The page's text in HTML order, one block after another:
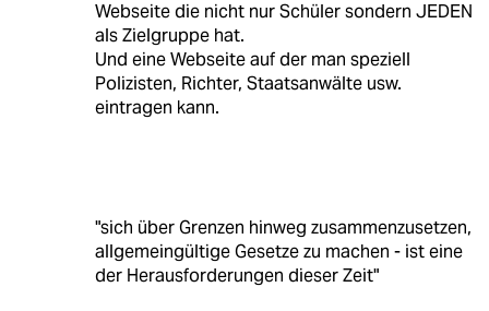
Webseite die nicht nur Schüler sondern JEDEN
als Zielgruppe hat.
Und eine Webseite auf der man speziell
Polizisten, Richter, Staatsanwälte usw.
eintragen kann.
"sich über Grenzen hinweg zusammenzusetzen,
allgemeingültige Gesetze zu machen - ist eine
der Herausforderungen dieser Zeit"